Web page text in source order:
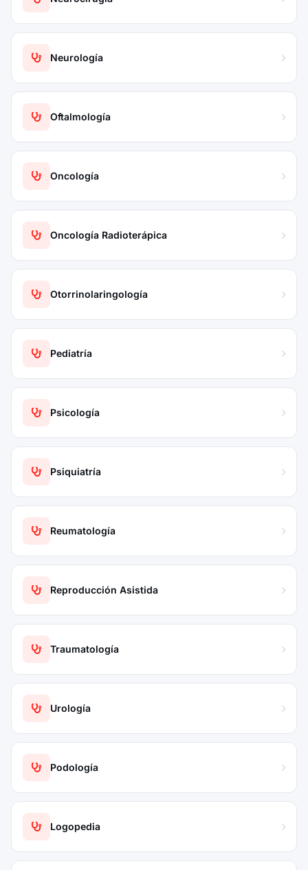
Neurología
Oftalmología
Oncología
Oncología Radioterápica
Otorrinolaringología
Pediatría
Psicología
Psiquiatría
Reumatología
Reproducción Asistida
Traumatología
Urología
Podología
Logopedia